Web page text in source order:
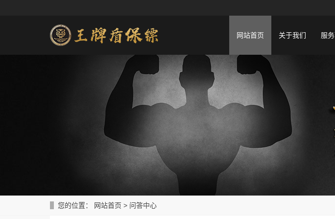
网站首页 关于我们 服
您的位置： 网站首页 > 问答中心